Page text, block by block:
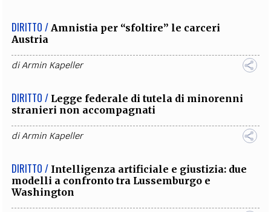
DIRITTO / Amnistia per “sfoltire” le carceri
Austria
diArmin Kapeller
DIRITTO / Legge federale di tutela di minorenni
stranieri non accompagnati
diArmin Kapeller
DIRITTO / Intelligenza artificiale e giustizia: due
modelli a confronto tra Lussemburgo e
Washington